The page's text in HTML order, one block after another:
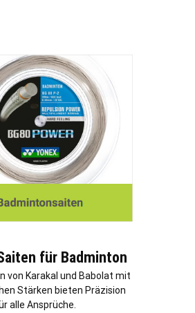
für Badminton
von Karakal und Babolat mit
Stärken bieten Präzision
alle Ansprüche.